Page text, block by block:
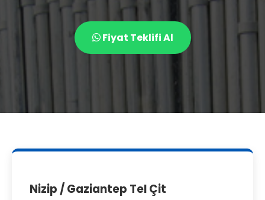
Fiyat Teklifi Al
Nizip / Gaziantep Tel Çit